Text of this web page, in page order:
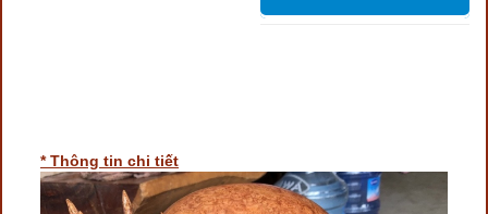
* Thông tin chi tiết